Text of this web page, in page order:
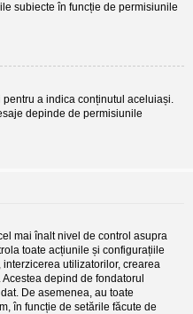
subiecte în funcție de permisiunile
a indica conținutul aceluiași.
depinde de permisiunile
mai înalt nivel de control asupra
toate acțiunile și configurațiile
utilizatorilor, crearea
depind de fondatorul
De asemenea, au toate
în funcție de setările făcute de